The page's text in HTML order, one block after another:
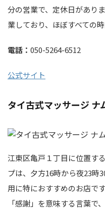
分の営業で、定休日があり
業しており、ほぼすべての
電話： 050-5264-6512
公式サイト
タイ古式マッサージ ナ
江東区亀戸１丁目に位置す
プは、夕方16時から夜23時
用に特におすすめのお店で
「感謝」を意味する言葉で